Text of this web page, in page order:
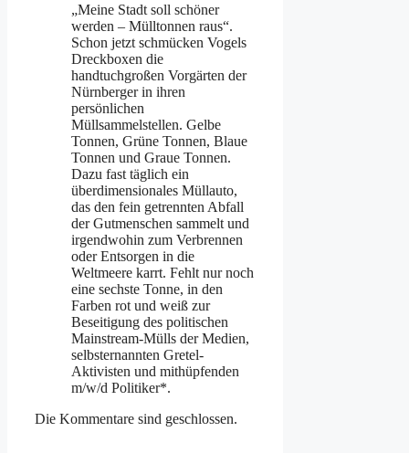
„Meine Stadt soll schöner
werden – Mülltonnen raus“.
Schon jetzt schmücken Vogels
Dreckboxen die
handtuchgroßen Vorgärten der
Nürnberger in ihren
persönlichen
Müllsammelstellen. Gelbe
Tonnen, Grüne Tonnen, Blaue
Tonnen und Graue Tonnen.
Dazu fast täglich ein
überdimensionales Müllauto,
das den fein getrennten Abfall
der Gutmenschen sammelt und
irgendwohin zum Verbrennen
oder Entsorgen in die
Weltmeere karrt. Fehlt nur noch
eine sechste Tonne, in den
Farben rot und weiß zur
Beseitigung des politischen
Mainstream-Mülls der Medien,
selbsternannten Gretel-
Aktivisten und mithüpfenden
m/w/d Politiker*.
Die Kommentare sind geschlossen.